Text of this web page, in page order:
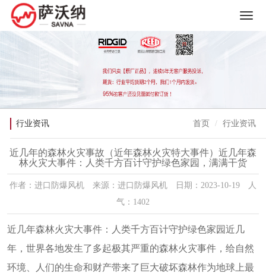
行业资讯 首页 行业资讯
近几年的森林火灾事故（近年森林火灾特大事件）近几年森
林火灾大事件：人类千方百计守护绿色家园，满满干货
作者：进口防爆风机 来源：进口防爆风机 日期：2023-10-19 人
气：1402
近几年森林火灾大事件：人类千方百计守护绿色家园近几
年，世界各地发生了多起极其严重的森林火灾事件，给自然
环境、人们的生命和财产带来了巨大破坏森林作为地球上最